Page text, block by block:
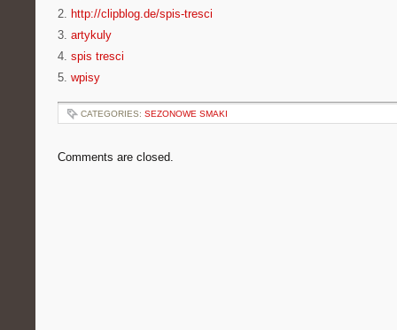
2. http://clipblog.de/spis-tresci
3. artykuly
4. spis tresci
5. wpisy
CATEGORIES: SEZONOWE SMAKI
Comments are closed.